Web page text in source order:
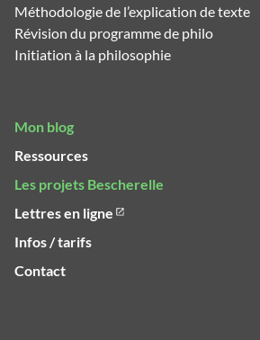
Méthodologie de l’explication de texte
Révision du programme de philo
Initiation à la philosophie
Mon blog
Ressources
Les projets Bescherelle
Lettres en ligne
Infos / tarifs
Contact